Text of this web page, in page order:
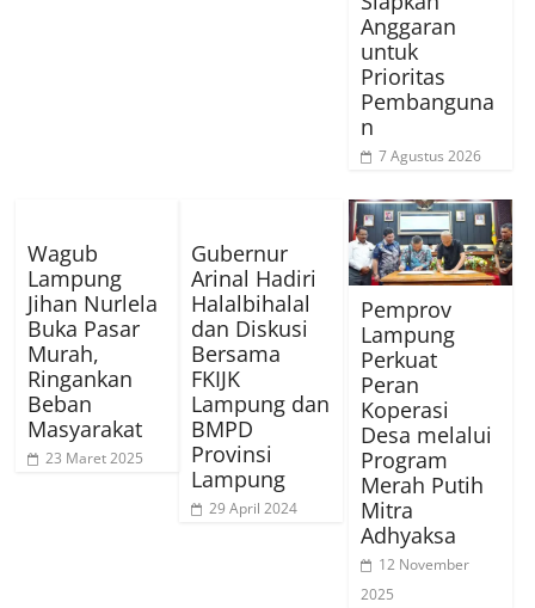
Anggaran
untuk
Prioritas
Pembanguna
n
7 Agustus 2026
Wagub
Lampung
Jihan Nurlela
Buka Pasar
Murah,
Ringankan
Beban
Masyarakat
23 Maret 2025
Gubernur
Arinal Hadiri
Halalbihalal
dan Diskusi
Bersama
FKIJK
Lampung dan
BMPD
Provinsi
Lampung
29 April 2024
Pemprov
Lampung
Perkuat
Peran
Koperasi
Desa melalui
Program
Merah Putih
Mitra
Adhyaksa
12 November
2025